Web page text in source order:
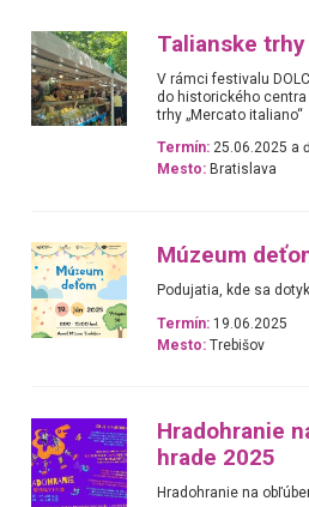
Talianske trhy
V rámci festivalu
do historického
trhy „Mercato italiano“
Termín: 25.06.2025 a
Mesto: Bratislava
Múzeum
Podujatia, kde sa
Termín: 19.06.2025
Mesto: Trebišov
Hradohranie
hrade 2025
Hradohranie na